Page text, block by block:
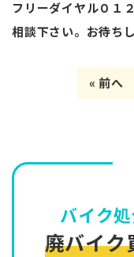
フリーダイヤル０１
相談下さい。お待ち
« 前へ
バイク
廃バイク